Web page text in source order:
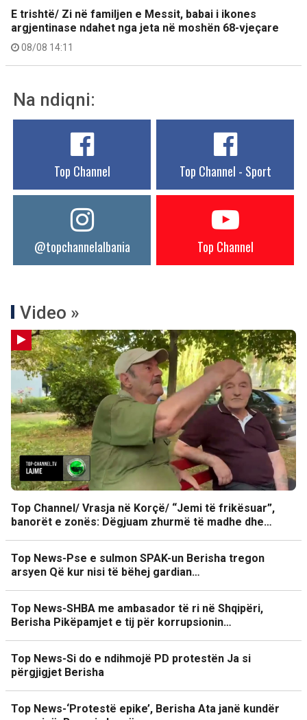
E trishtë/ Zi në familjen e Messit, babai i ikones
argjentinase ndahet nga jeta në moshën 68-vjeçare
08/08 14:11
Na ndiqni:
Top Channel Top Channel - Sport
@topchannelalbania Top Channel
Video »
Top Channel/ Vrasja në Korçë/ “Jemi të frikësuar”,
banorët e zonës: Dëgjuam zhurmë të madhe dhe…
Top News-Pse e sulmon SPAK-un Berisha tregon
arsyen Që kur nisi të bëhej gardian…
Top News-SHBA me ambasador të ri në Shqipëri,
Berisha Pikëpamjet e tij për korrupsionin…
Top News-Si do e ndihmojë PD protestën Ja si
përgjigjet Berisha
Top News-‘Protestë epike’, Berisha Ata janë kundër